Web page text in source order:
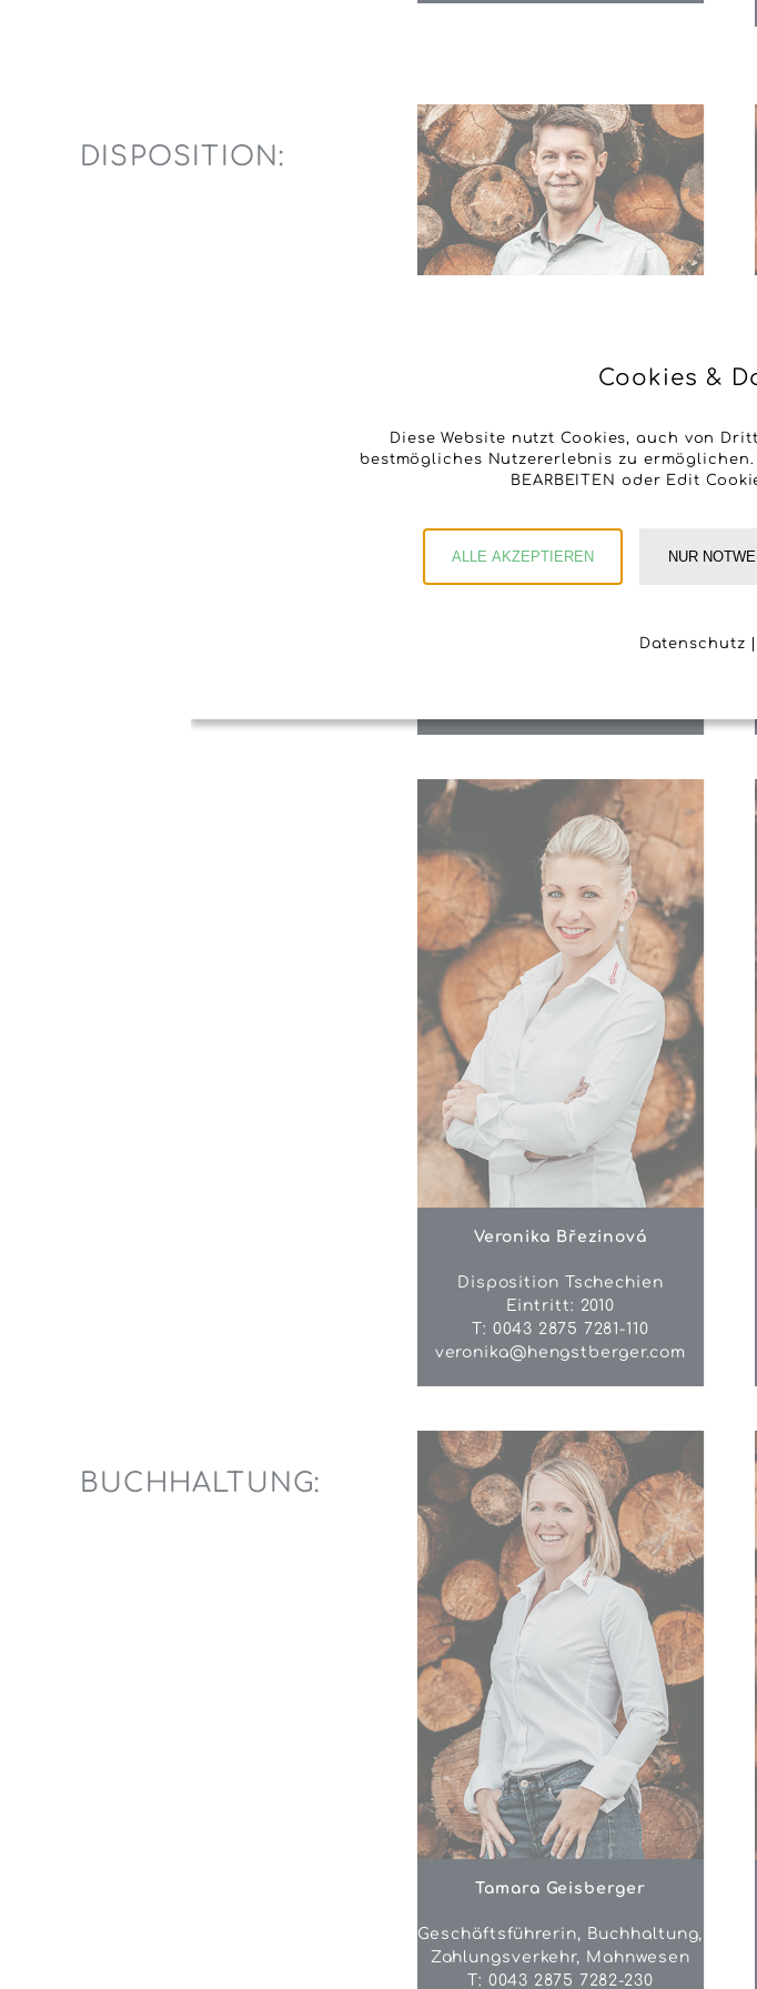
DISPOSITION:
Franz Geisberger
Veronika Březinová
Disposition Tschechien
Eintritt: 2010
T: 0043 2875 7281-110
veronika@hengstberger.com
BUCHHALTUNG:
Tamara Geisberger
Geschäftsführerin, Buchhaltung,
Zahlungsverkehr, Mahnwesen
T: 0043 2875 7282-230
Cookies &
Diese Website nutzt Cookies, auch von
bestmögliches Nutzererlebnis zu
BEARBEITEN oder Edit
ALLE AKZEPTIEREN NUR
Datenschutz